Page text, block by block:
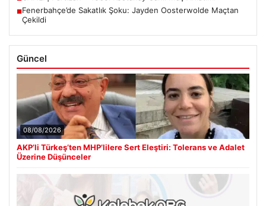
■Fenerbahçe’de Sakatlık Şoku: Jayden Oosterwolde Maçtan
Çekildi
Güncel
08/08/2026
AKP’li Türkeş’ten MHP’lilere Sert Eleştiri: Tolerans ve Adalet
Üzerine Düşünceler